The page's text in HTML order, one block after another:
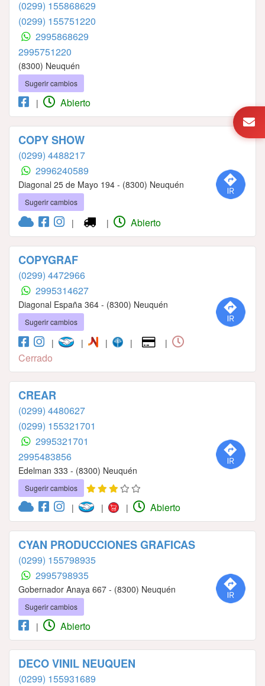
(0299) 155868629
(0299) 155751220
2995868629
2995751220
(8300) Neuquén
Sugerir cambios
| Abierto
COPY SHOW
(0299) 4488217
2996240589
Diagonal 25 de Mayo 194 - (8300) Neuquén
Sugerir cambios
| | Abierto
COPYGRAF
(0299) 4472966
2995314627
Diagonal España 364 - (8300) Neuquén
Sugerir cambios
| | | | |
Cerrado
CREAR
(0299) 4480627
(0299) 155321701
2995321701
2995483856
Edelman 333 - (8300) Neuquén
Sugerir cambios
| | | Abierto
CYAN PRODUCCIONES GRAFICAS
(0299) 155798935
2995798935
Gobernador Anaya 667 - (8300) Neuquén
Sugerir cambios
| Abierto
DECO VINIL NEUQUEN
(0299) 155931689